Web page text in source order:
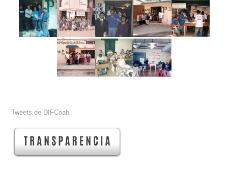
Tweets de DIFCoah